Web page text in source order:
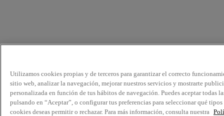
Utilizamos cookies propias y de terceros para garantizar el correcto
sitio web, analizar la navegación, mejorar nuestros servicios y mostrarte
personalizada en función de tus hábitos de navegación. Puedes aceptar todas
pulsando en “Aceptar”, o configurar tus preferencias para seleccionar qué tipos
cookies deseas permitir o rechazar. Para más información, consulta nuestra